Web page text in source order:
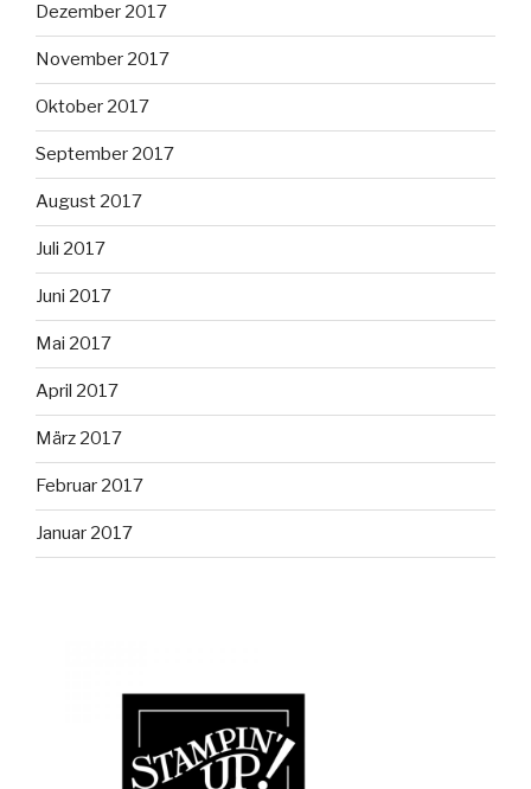
Dezember 2017
November 2017
Oktober 2017
September 2017
August 2017
Juli 2017
Juni 2017
Mai 2017
April 2017
März 2017
Februar 2017
Januar 2017